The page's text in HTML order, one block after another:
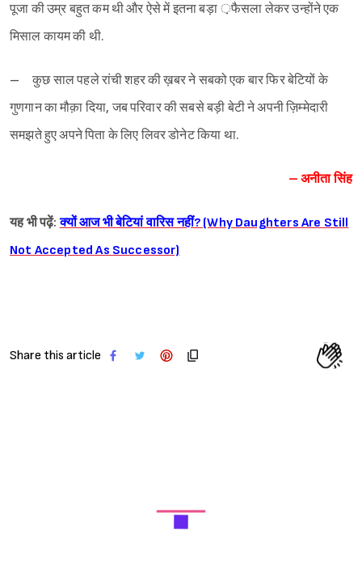
पूजा की उम्र बहुत कम थी और ऐसे में इतना बड़ा ़फैसला लेकर उन्होंने एक
मिसाल कायम की थी.
– कुछ साल पहले रांची शहर की ख़बर ने सबको एक बार फिर बेटियों के
गुणगान का मौक़ा दिया, जब परिवार की सबसे बड़ी बेटी ने अपनी ज़िम्मेदारी
समझते हुए अपने पिता के लिए लिवर डोनेट किया था.
– अनीता सिंह
यह भी पढ़ें:क्यों आज भी बेटियां वारिस नहीं? (Why Daughters Are Still
Not Accepted As Successor)
Share this article